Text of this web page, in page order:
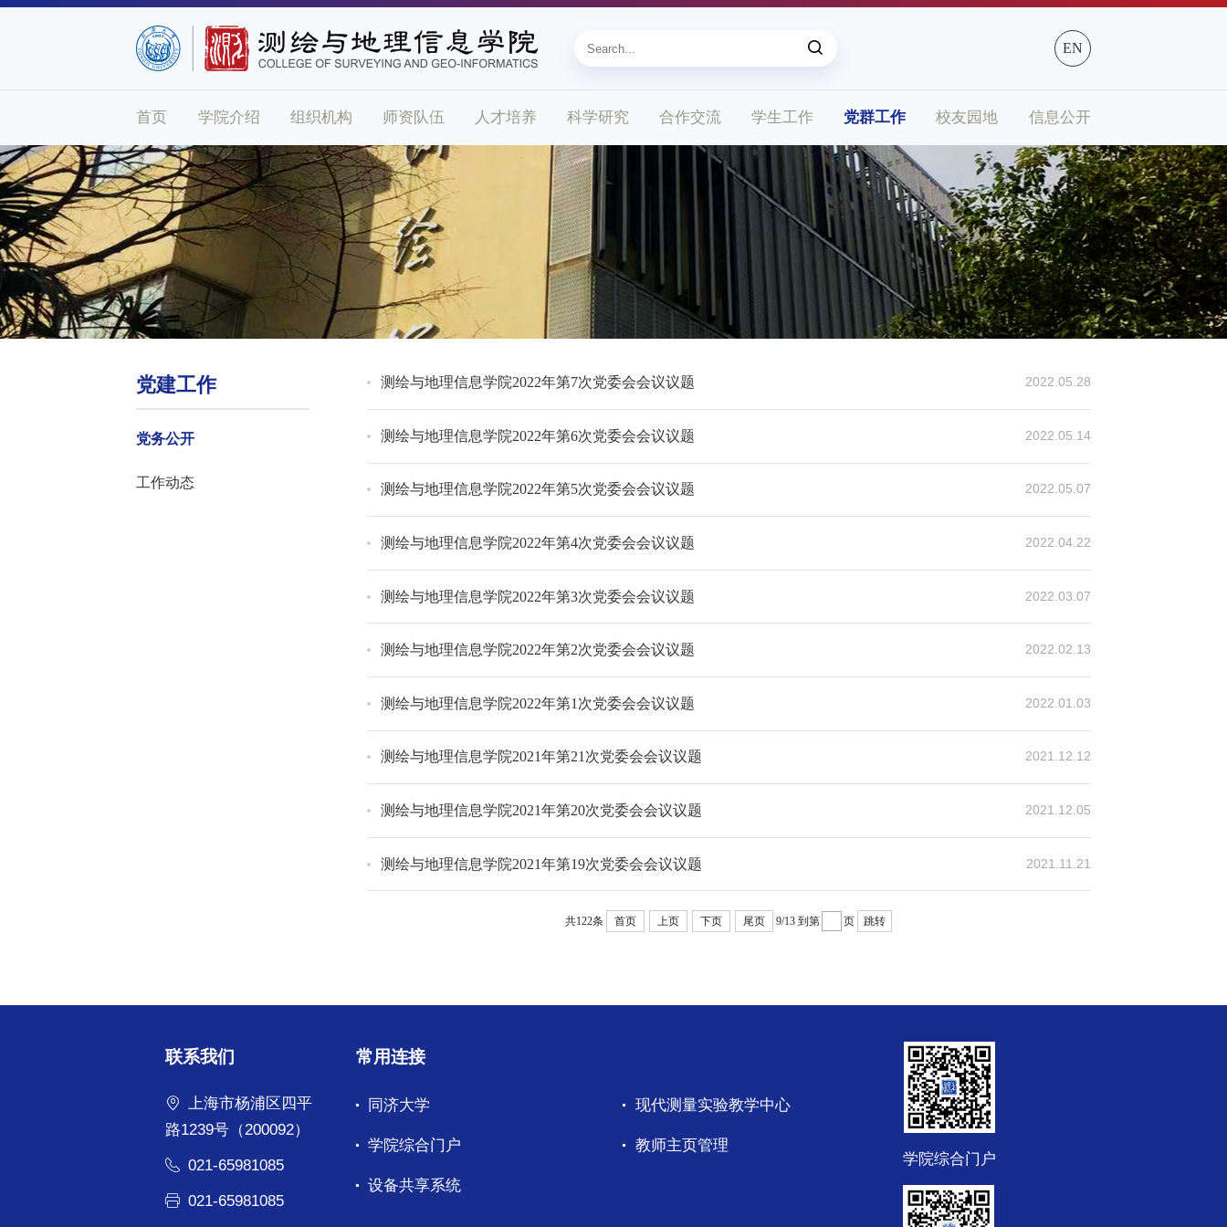
EN
首页 学院介绍 组织机构 师资队伍 人才培养 科学研究 合作交流 学生工作 党群工作 校友园地 信息公开
党建工作
党务公开
工作动态
测绘与地理信息学院2022年第7次党委会会议议题 2022.05.28
测绘与地理信息学院2022年第6次党委会会议议题 2022.05.14
测绘与地理信息学院2022年第5次党委会会议议题 2022.05.07
测绘与地理信息学院2022年第4次党委会会议议题 2022.04.22
测绘与地理信息学院2022年第3次党委会会议议题 2022.03.07
测绘与地理信息学院2022年第2次党委会会议议题 2022.02.13
测绘与地理信息学院2022年第1次党委会会议议题 2022.01.03
测绘与地理信息学院2021年第21次党委会会议议题 2021.12.12
测绘与地理信息学院2021年第20次党委会会议议题 2021.12.05
测绘与地理信息学院2021年第19次党委会会议议题 2021.11.21
共122条 首页 上页 下页 尾页 9/13 到第 页 跳转
联系我们
上海市杨浦区四平
路1239号（200092）
021-65981085
021-65981085
常用连接
同济大学 现代测量实验教学中心
学院综合门户 教师主页管理
设备共享系统
学院综合门户